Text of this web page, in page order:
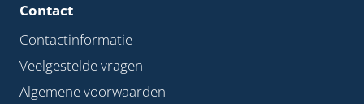
Contact
Contactinformatie
Veelgestelde vragen
Algemene voorwaarden